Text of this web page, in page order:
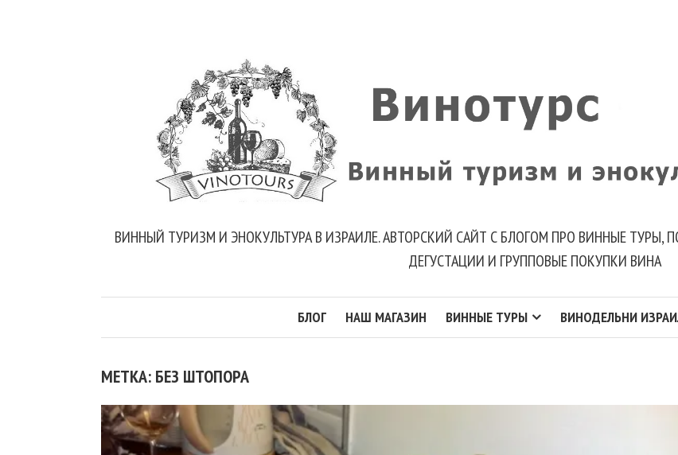
ВИННЫЙ ТУРИЗМ И ЭНОКУЛЬТУРА В ИЗРАИЛЕ. АВТОРСКИЙ САЙТ С БЛОГОМ ПРО ВИННЫЕ
ДЕГУСТАЦИИ И ГРУППОВЫЕ ПОКУПКИ ВИНА
БЛОГ НАШ МАГАЗИН ВИННЫЕ ТУРЫ ВИНОДЕЛЬНИ
МЕТКА: БЕЗ ШТОПОРА